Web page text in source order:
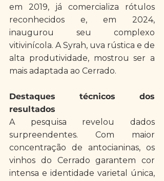
em 2019, já comercializa rótulos
reconhecidos e, em 2024,
inaugurou seu complexo
vitivinícola. A Syrah, uva rústica e de
alta produtividade, mostrou ser a
mais adaptada ao Cerrado.
Destaques técnicos dos
resultados
A pesquisa revelou dados
surpreendentes. Com maior
concentração de antocianinas, os
vinhos do Cerrado garantem cor
intensa e identidade varietal única,